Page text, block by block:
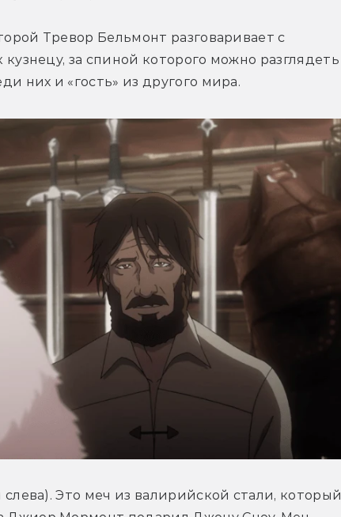
Тревор Бельмонт разговаривает с
за спиной которого можно разглядеть
них и «гость» из другого мира.
Это меч из валирийской стали, который